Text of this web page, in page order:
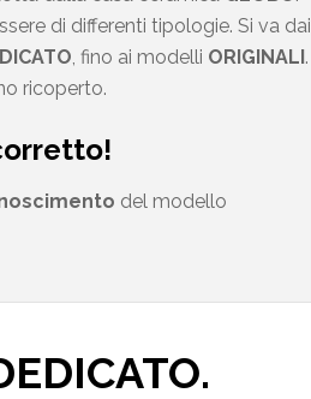
di differenti tipologie. Si va dai
, fino ai modelli ORIGINALI.
ricoperto.
del modello